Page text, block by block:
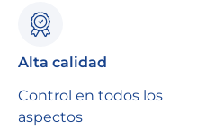
Alta calidad
Control en todos los
aspectos